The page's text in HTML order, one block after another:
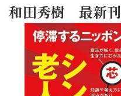
和田秀樹 最新刊